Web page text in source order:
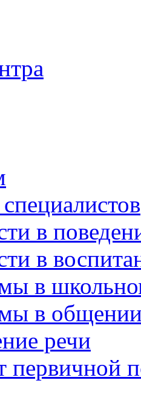
в
в
в
в
речи
первичной